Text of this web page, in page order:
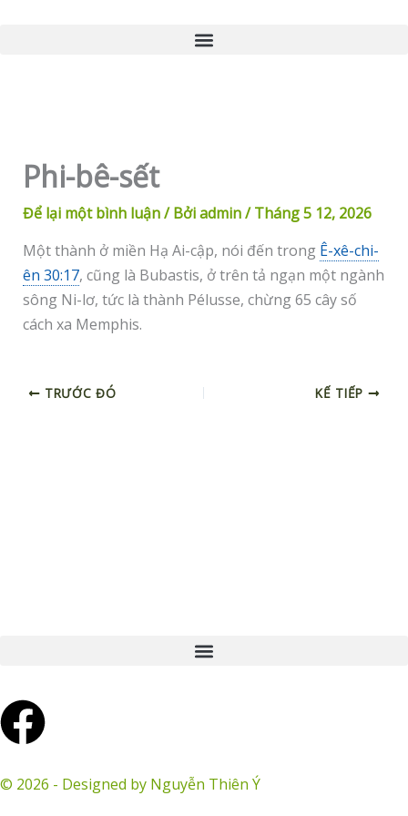
Phi-bê-sết
Để lại một bình luận/ Bởiadmin/Tháng 5 12, 2026
Một thành ở miền Hạ Ai-cập, nói đến trong Ê-xê-chi-
ên 30:17, cũng là Bubastis, ở trên tả ngạn một ngành
sông Ni-lơ, tức là thành Pélusse, chừng 65 cây số
cách xa Memphis.
TRƯỚC ĐÓ KẾ TIẾP
F
a
© 2026 - Designed by Nguyễn Thiên Ý